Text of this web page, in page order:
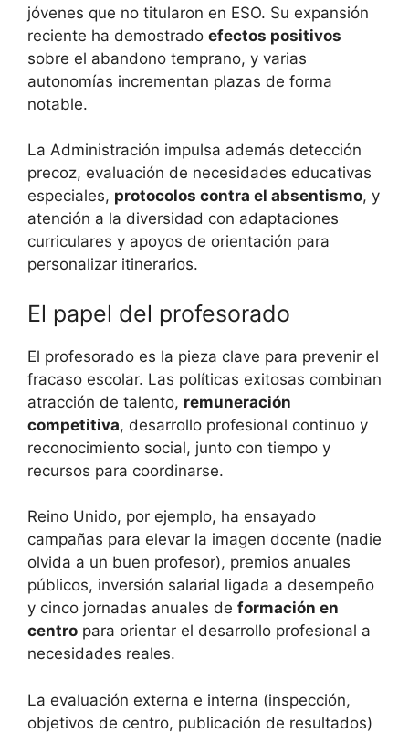
jóvenes que no titularon en ESO. Su expansión
reciente ha demostrado efectos positivos
sobre el abandono temprano, y varias
autonomías incrementan plazas de forma
notable.
La Administración impulsa además detección
precoz, evaluación de necesidades educativas
especiales, protocolos contra el absentismo, y
atención a la diversidad con adaptaciones
curriculares y apoyos de orientación para
personalizar itinerarios.
El papel del profesorado
El profesorado es la pieza clave para prevenir el
fracaso escolar. Las políticas exitosas combinan
atracción de talento, remuneración
competitiva, desarrollo profesional continuo y
reconocimiento social, junto con tiempo y
recursos para coordinarse.
Reino Unido, por ejemplo, ha ensayado
campañas para elevar la imagen docente (nadie
olvida a un buen profesor), premios anuales
públicos, inversión salarial ligada a desempeño
y cinco jornadas anuales de formación en
centro para orientar el desarrollo profesional a
necesidades reales.
La evaluación externa e interna (inspección,
objetivos de centro, publicación de resultados)